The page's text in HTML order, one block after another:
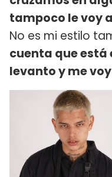
tampoco le voy
No es mi estilo
cuenta que está
levanto y me voy